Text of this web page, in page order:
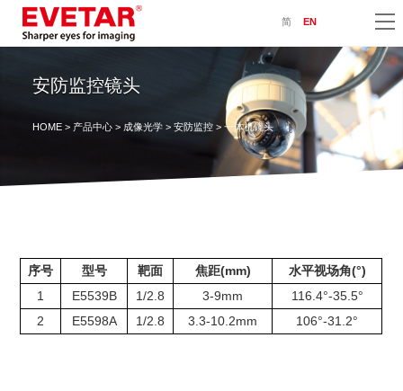
简 EN
安防监控镜头
HOME> 产品中心> 成像光学> 安防监控> 一体机镜头
序号 型号 靶面 焦距(mm)
水平视场角(°)
1
E5539B 1/2.8 3-9mm
116.4°-35.5°
2
E5598A 1/2.8 3.3-10.2mm 106°-31.2°